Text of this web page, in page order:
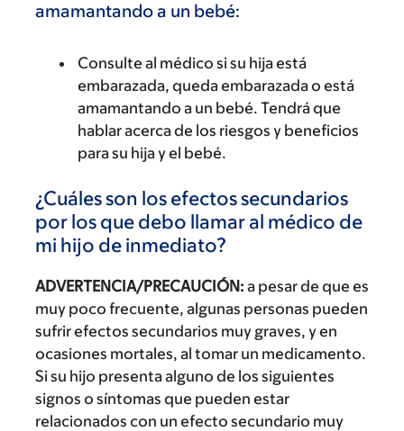
amamantando a un bebé:
Consulte al médico si su hija está
embarazada, queda embarazada o está
amamantando a un bebé. Tendrá que
hablar acerca de los riesgos y beneficios
para su hija y el bebé.
¿Cuáles son los efectos secundarios
por los que debo llamar al médico de
mi hijo de inmediato?
ADVERTENCIA/PRECAUCIÓN: a pesar de que es
muy poco frecuente, algunas personas pueden
sufrir efectos secundarios muy graves, y en
ocasiones mortales, al tomar un medicamento.
Si su hijo presenta alguno de los siguientes
signos o síntomas que pueden estar
relacionados con un efecto secundario muy